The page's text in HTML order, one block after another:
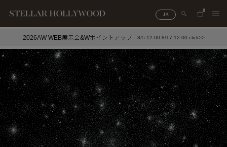
JA
0
#スタッフイチ押し（通勤パールアクセ） ＃写真映えアクセ
2026AW WEB展示会&Wポイントアップ 8/5 12:00-8/17 12:00 click>>